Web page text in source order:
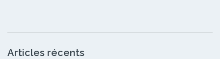
Articles récents